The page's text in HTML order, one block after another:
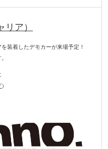
ア）
装着したデモカーが来場予定！
）